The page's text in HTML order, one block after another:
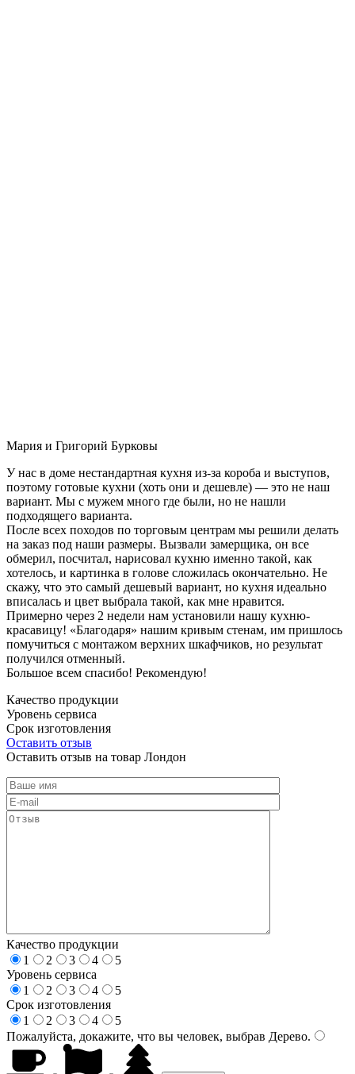
Мария и Григорий Бурковы
У нас в доме нестандартная кухня из-за короба и выступов,
поэтому готовые кухни (хоть они и дешевле) — это не наш
вариант. Мы с мужем много где были, но не нашли
подходящего варианта.
После всех походов по торговым центрам мы решили делать
на заказ под наши размеры. Вызвали замерщика, он все
обмерил, посчитал, нарисовал кухню именно такой, как
хотелось, и картинка в голове сложилась окончательно. Не
скажу, что это самый дешевый вариант, но кухня идеально
вписалась и цвет выбрала такой, как мне нравится.
Примерно через 2 недели нам установили нашу кухню-
красавицу! «Благодаря» нашим кривым стенам, им пришлось
помучиться с монтажом верхних шкафчиков, но результат
получился отменный.
Большое всем спасибо! Рекомендую!
Качество продукции
Уровень сервиса
Срок изготовления
Оставить отзыв
Оставить отзыв на товар Лондон
Качество продукции
1
2 3 4
5
Уровень сервиса
1
2 3 4
5
Срок изготовления
1
2 3 4
5
Пожалуйста, докажите, что вы человек, выбрав Дерево.